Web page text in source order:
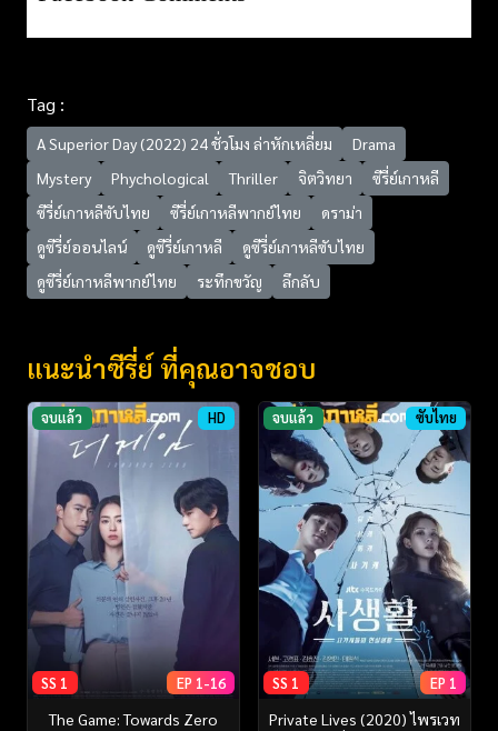
Tag :
A Superior Day (2022) 24 ชั่วโมง ล่าหักเหลี่ยม
Drama
Mystery
Phychological Thriller จิตวิทยา
ซีรี่ย์เกาหลี
ซีรี่ย์เกาหลีซับไทย
ซีรี่ย์เกาหลีพากย์ไทย
ดราม่า
ดูซีรี่ย์ออนไลน์
ดูซีรี่ย์เกาหลี
ดูซีรี่ย์เกาหลีซับไทย
ดูซีรี่ย์เกาหลีพากย์ไทย
ระทึกขวัญ ลึกลับ
แนะนำซีรี่ย์ ที่คุณอาจชอบ
จบแล้ว HD
SS 1 EP 1-16
The Game: Towards Zero
จบแล้ว ซับไทย
SS 1 EP 1
Private Lives (2020) ไพรเวท